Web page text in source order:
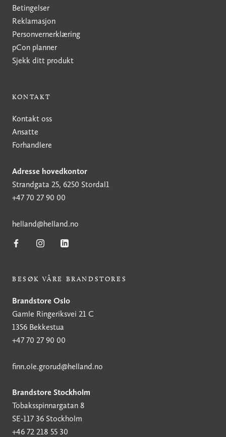
Betingelser
Reklamasjon
Personvernerklæring
pCon planner
Sjekk ditt produkt
KONTAKT
Kontakt oss
Ansatte
Forhandlere
Adresse hovedkontor
Strandgata 25, 6250 Stordal1
+47 70 27 90 00
helland@helland.no
BESØK VÅRE BRANDSTORES
Brandstore Oslo
Gamle Ringeriksvei 21 C
1356 Bekkestua
+47 70 27 90 00
finn.ole.grorud@helland.no
Brandstore Stockholm
Tobaksspinnargatan 8
SE-117 36 Stockholm
+46 72 218 55 30